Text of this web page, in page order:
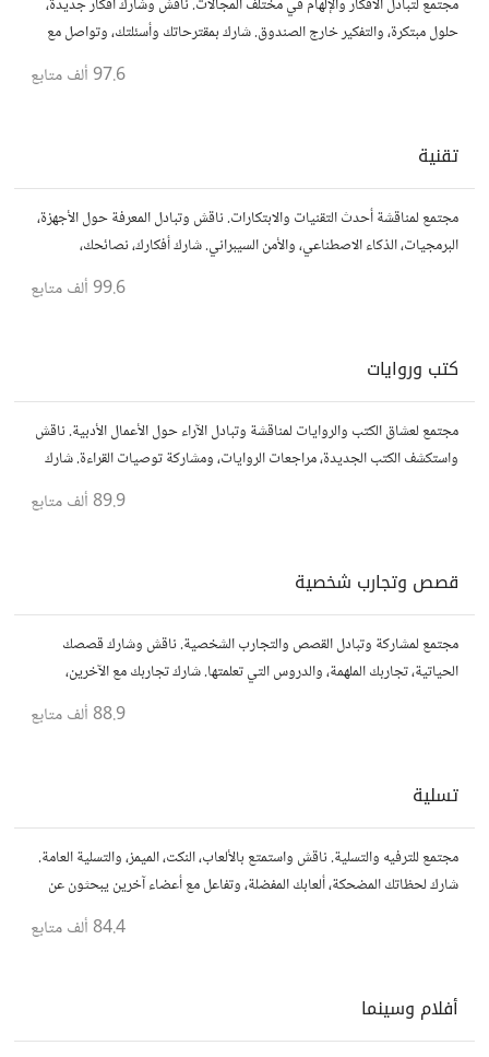
مجتمع لتبادل الأفكار والإلهام في مختلف المجالات. ناقش وشارك أفكار جديدة،
حلول مبتكرة، والتفكير خارج الصندوق. شارك بمقترحاتك وأسئلتك، وتواصل مع
97.6 ألف متابع
تقنية
مجتمع لمناقشة أحدث التقنيات والابتكارات. ناقش وتبادل المعرفة حول الأجهزة،
البرمجيات، الذكاء الاصطناعي، والأمن السيبراني. شارك أفكارك، نصائحك،
99.6 ألف متابع
كتب وروايات
مجتمع لعشاق الكتب والروايات لمناقشة وتبادل الآراء حول الأعمال الأدبية. ناقش
واستكشف الكتب الجديدة، مراجعات الروايات، ومشاركة توصيات القراءة. شارك
89.9 ألف متابع
قصص وتجارب شخصية
مجتمع لمشاركة وتبادل القصص والتجارب الشخصية. ناقش وشارك قصصك
الحياتية، تجاربك الملهمة، والدروس التي تعلمتها. شارك تجاربك مع الآخرين،
88.9 ألف متابع
تسلية
مجتمع للترفيه والتسلية. ناقش واستمتع بالألعاب، النكت، الميمز، والتسلية العامة.
شارك لحظاتك المضحكة، ألعابك المفضلة، وتفاعل مع أعضاء آخرين يبحثون عن
84.4 ألف متابع
أفلام وسينما